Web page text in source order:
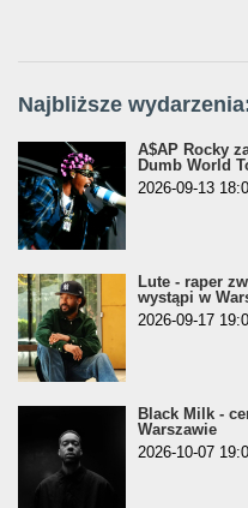
Najbliższe
A$AP Rocky
Dumb World
2026-09-13
Lute - raper
wystąpi w
2026-09-17
Black Milk -
Warszawie
2026-10-07